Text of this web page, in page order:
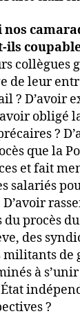
ils
collègues
de leur
? D’avoir
obligé
?
que la
et fait
salariés
procès
des
de
à
?